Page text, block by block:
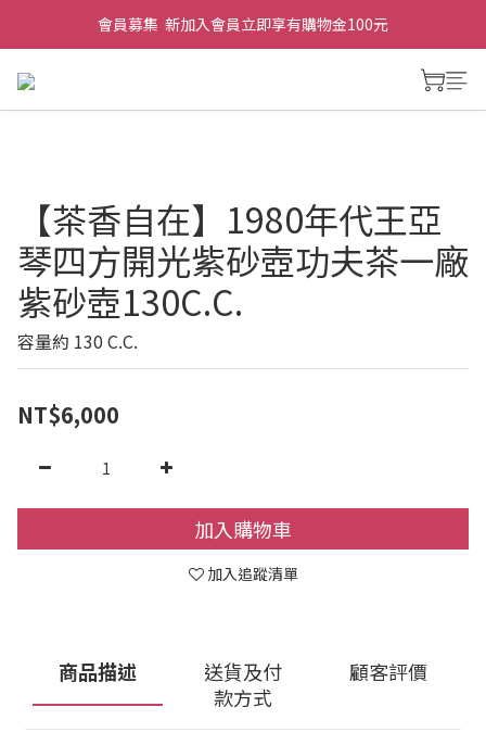
會員募集  新加入會員立即享有購物金100元
【茶香自在】1980年代王亞
琴四方開光紫砂壺功夫茶一廠
紫砂壺130C.C.
容量約 130 C.C.
NT$6,000
加入購物車
加入追蹤清單
商品描述
送貨及付
款方式
顧客評價